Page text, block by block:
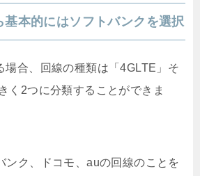
基本的にはソフトバンクを選択
場合、回線の種類は「4GLTE」そ
く2つに分類することができま
ンク、ドコモ、auの回線のことを